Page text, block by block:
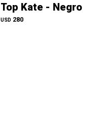
Top Kate - Negro
USD 280